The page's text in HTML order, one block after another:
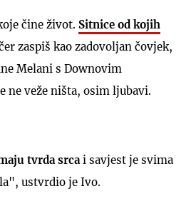
čine život. Sitnice od kojih
zaspiš kao zadovoljan čovjek,
Melani s Downovim
ne veže ništa, osim ljubavi.
tvrda srcai savjest je svima
ustvrdio je Ivo.